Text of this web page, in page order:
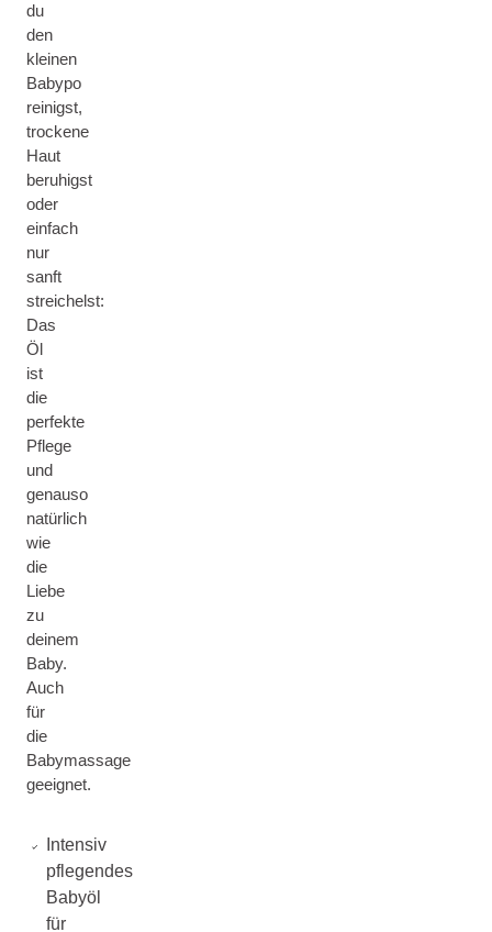
du
den
kleinen
Babypo
reinigst,
trockene
Haut
beruhigst
oder
einfach
nur
sanft
streichelst:
Das
Öl
ist
die
perfekte
Pflege
und
genauso
natürlich
wie
die
Liebe
zu
deinem
Baby.
Auch
für
die
Babymassage
geeignet.
Intensiv
pflegendes
Babyöl
für